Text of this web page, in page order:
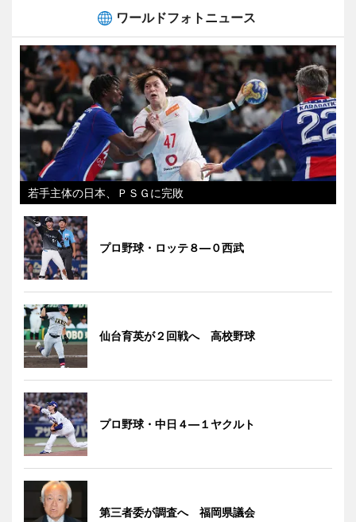
ワールドフォトニュース
若手主体の日本、ＰＳＧに完敗
プロ野球・ロッテ８―０西武
仙台育英が２回戦へ 高校野球
プロ野球・中日４―１ヤクルト
第三者委が調査へ 福岡県議会